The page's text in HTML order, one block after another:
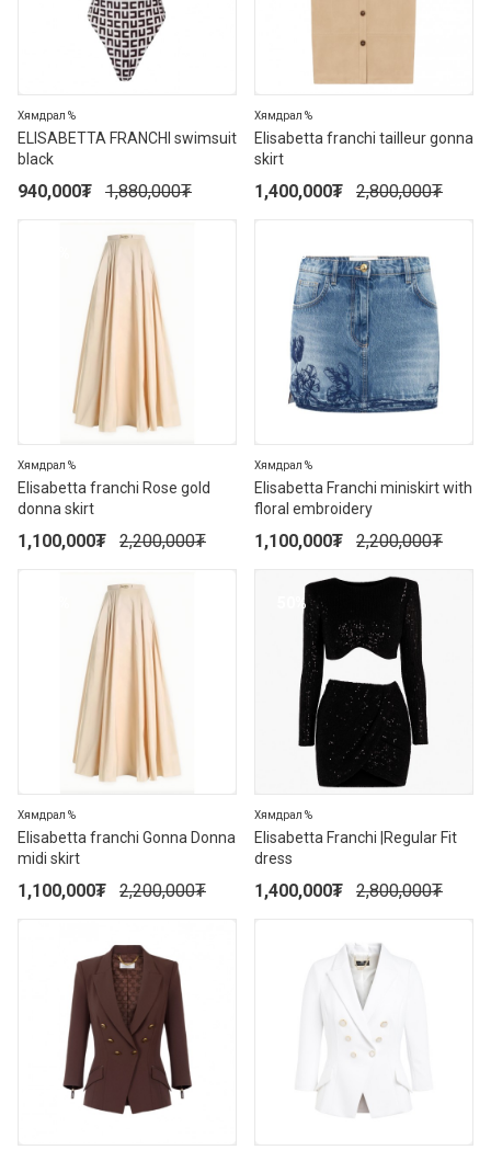
ELISABETTA FRANCHI swimsuit
black
Хямдрал %
940,000₮ 1,880,000₮
Elisabetta franchi tailleur gonna
skirt
Хямдрал %
1,400,000₮ 2,800,000₮
Elisabetta franchi Rose gold
donna skirt
Хямдрал %
1,100,000₮ 2,200,000₮
50%
Elisabetta Franchi miniskirt with
floral embroidery
Хямдрал %
1,100,000₮ 2,200,000₮
Elisabetta franchi Gonna Donna
midi skirt
Хямдрал %
1,100,000₮ 2,200,000₮
50%
Elisabetta Franchi |Regular Fit
dress
Хямдрал %
1,400,000₮ 2,800,000₮